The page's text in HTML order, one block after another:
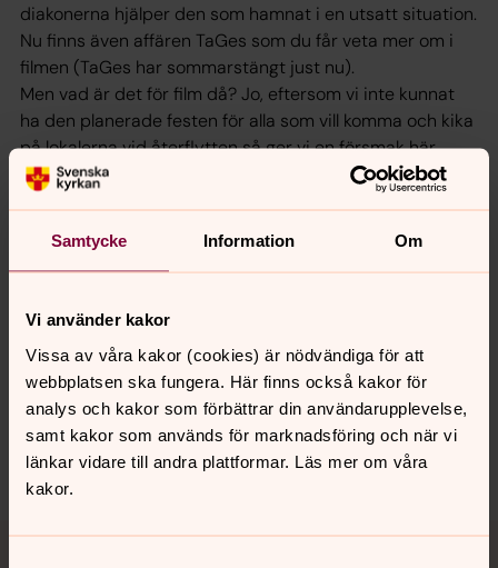
Samtycke Information Om
Vi använder kakor
Vissa av våra kakor (cookies) är nödvändiga för att
webbplatsen ska fungera. Här finns också kakor för
analys och kakor som förbättrar din användarupplevelse,
samt kakor som används för marknadsföring och när vi
länkar vidare till andra plattformar. Läs mer om våra
kakor.
diakonerna hjälper den som hamnat i en utsatt situation.
Nu finns även affären TaGes som du får veta mer om i
filmen (TaGes har sommarstängt just nu).
Men vad är det för film då? Jo, eftersom vi inte kunnat
ha den planerade festen för alla som vill komma och kika
på lokalerna vid återflytten så ger vi en försmak här.
Olika medarbetare berättar mer om vad som gjorts för
att förbättra miljön för alla i Ättetorpskyrkan och vi
Synpunkter eller frågor på sidans
innehåll?
norrkoping@svenskakyrkan.se
Dela
Tillbaka till toppen
Tillbaka till innehållet